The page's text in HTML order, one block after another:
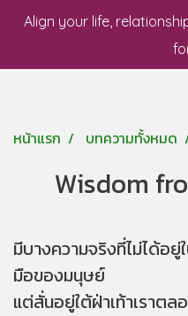
Align your life,
หน้าแรก บทความทั้งหมด
Wisdom
มีบางความจริงที่ไม่ได้อยู่
มือของมนุษย์
แต่สั่นอยู่ใต้ฝ่าเท้าเราตล